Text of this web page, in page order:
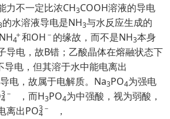
力不一定比浓CH3COOH溶液的导电
的水溶液导电是NH3与水反应生成的
NH4 和OH － 的缘故，而不是NH3本身
导电，故B错；乙酸晶体在熔融状态下
导电，但其溶于水中能电离出
导电，故属于电解质。Na3PO4为强电
4
3－ ，而H3PO4为中强酸，视为弱酸，
离出PO4
3－
，